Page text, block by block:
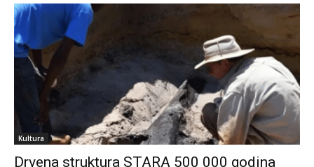
Kultura
Drvena struktura STARA 500 000 godina